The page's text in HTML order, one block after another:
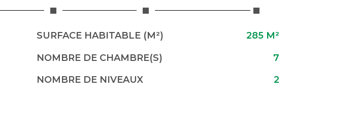
SURFACE HABITABLE (M²)
285 M²
NOMBRE DE CHAMBRE(S)
7
NOMBRE DE NIVEAUX 2